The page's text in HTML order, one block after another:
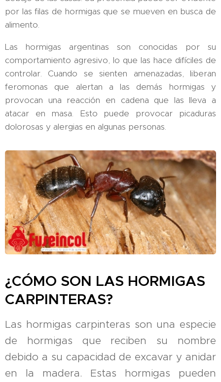
por las filas de hormigas que se mueven en busca de
alimento.
Las hormigas argentinas son conocidas por su
comportamiento agresivo, lo que las hace difíciles de
controlar. Cuando se sienten amenazadas, liberan
feromonas que alertan a las demás hormigas y
provocan una reacción en cadena que las lleva a
atacar en masa. Esto puede provocar picaduras
dolorosas y alergias en algunas personas.
¿CÓMO SON LAS HORMIGAS
CARPINTERAS?
Las hormigas carpinteras son una especie
de hormigas que reciben su nombre
debido a su capacidad de excavar y anidar
en la madera. Estas hormigas pueden